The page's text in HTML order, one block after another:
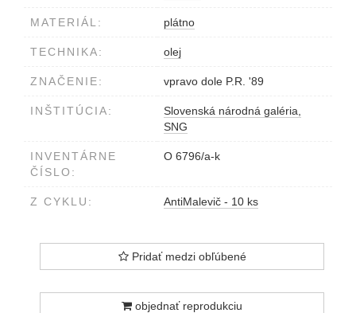
MATERIÁL: plátno
TECHNIKA: olej
ZNAČENIE: vpravo dole P.R. '89
INŠTITÚCIA:
Slovenská národná galéria,
SNG
INVENTÁRNE
ČÍSLO:
O 6796/a-k
Z CYKLU: AntiMalevič - 10 ks
Pridať medzi obľúbené
objednať reprodukciu